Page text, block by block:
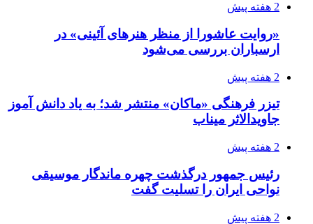
2 هفته پیش
«روایت عاشورا از منظر هنرهای آئینی» در
ارسباران بررسی می‌شود
2 هفته پیش
تیزر فرهنگی «ماکان» منتشر شد؛ به یاد دانش آموز
جاویدالاثر میناب
2 هفته پیش
رئیس جمهور درگذشت چهره ماندگار موسیقی
نواحی ایران را تسلیت گفت
2 هفته پیش